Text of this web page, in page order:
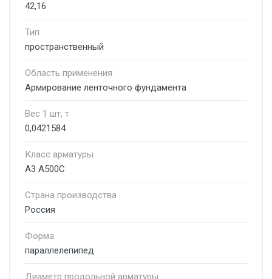
42,16
Тип
пространственный
Область применения
Армирование ленточного фундамента
Вес 1 шт, т
0,0421584
Класс арматуры
А3 А500С
Страна производства
Россия
Форма
параллелепипед
Диаметр продольной арматуры